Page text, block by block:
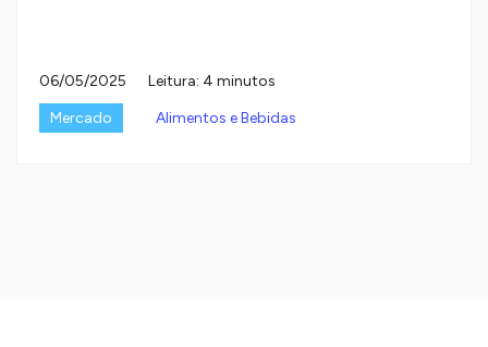
06/05/2025
Leitura: 4 minutos
Mercado
Alimentos e Bebidas